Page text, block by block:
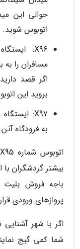
حوالی این
اتوبوس شوید.
مسافران را
اگر قصد
بروید این
به فرودگاه آتن.
بیشتر گردشگران
پروازهای ورودی
اگر با شهر
شما کمی گیج